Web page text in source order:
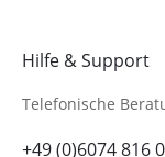
Hilfe & Support
Telefonische
+49 (0)6074 816